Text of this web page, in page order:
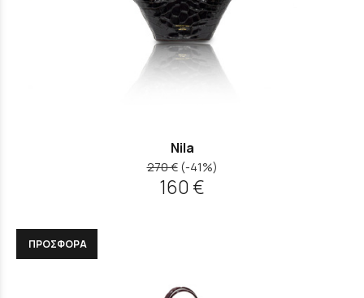
Nila
270 € (-41%)
160 €
ΠΡΟΣΦΟΡΑ